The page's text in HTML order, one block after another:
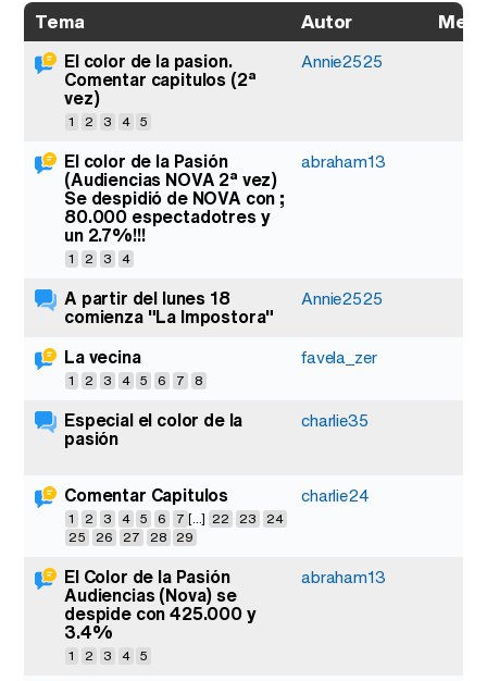
Tema Autor
El color de la pasion.
Comentar capitulos (2ª
vez)
1 2 3 4 5
Annie2525
El color de la Pasión
(Audiencias NOVA 2ª vez)
Se despidió de NOVA con ;
80.000 espectadotres y
un 2.7%!!!
1 2 3 4
abraham13
A partir del lunes 18
comienza "La Impostora"
Annie2525
La vecina
1 2 3 4 5 6 7 8
favela_zer
Especial el color de la
pasión
charlie35
Comentar Capitulos
1 2 3 4 5 6 7 [...] 22 23
24
25
26 27 28 29
charlie24
El Color de la Pasión
Audiencias (Nova) se
despide con 425.000 y
3.4%
1 2 3 4 5
abraham13